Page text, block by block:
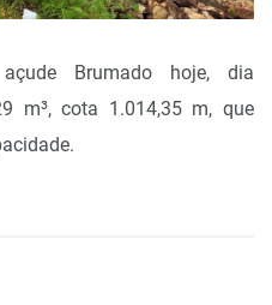
Brumado hoje, dia
m³, cota 1.014,35 m, que